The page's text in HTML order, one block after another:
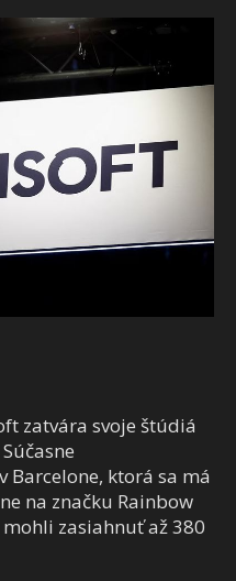
zatvára svoje štúdiá
ktorá sa má
na značku Rainbow
zasiahnuť až 380